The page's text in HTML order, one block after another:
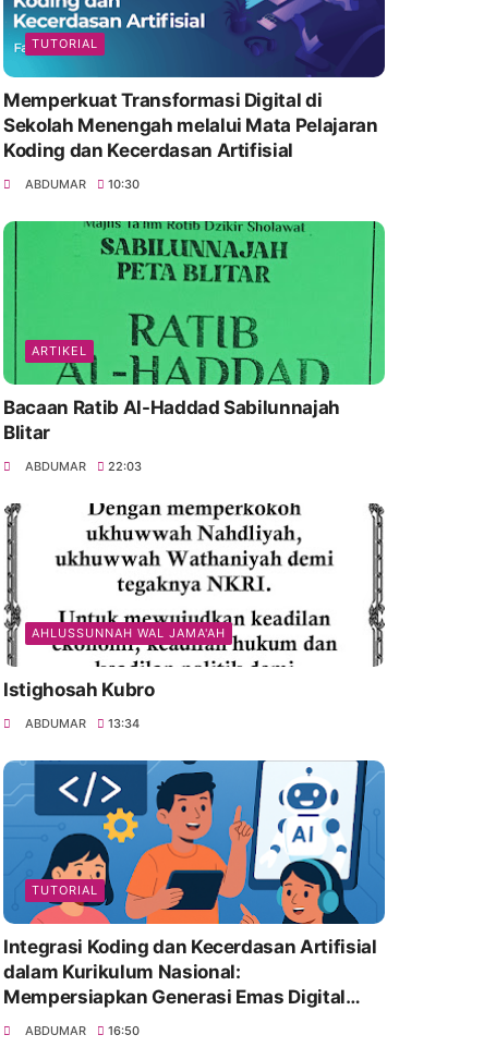
TUTORIAL
Memperkuat Transformasi Digital di
Sekolah Menengah melalui Mata Pelajaran
Koding dan Kecerdasan Artifisial
ABDUMAR 10:30
ARTIKEL
Bacaan Ratib Al-Haddad Sabilunnajah
Blitar
ABDUMAR 22:03
AHLUSSUNNAH WAL JAMA'AH
Istighosah Kubro
ABDUMAR 13:34
TUTORIAL
Integrasi Koding dan Kecerdasan Artifisial
dalam Kurikulum Nasional:
Mempersiapkan Generasi Emas Digital
Indonesia
ABDUMAR 16:50